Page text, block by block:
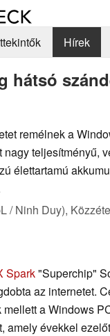
Hírek
hátsó
remélnek a
teljesítményű,
élettartamú
/ Ninh Duy),
Spark"Superchip"
az internetet.
a Windows
amely évekkel